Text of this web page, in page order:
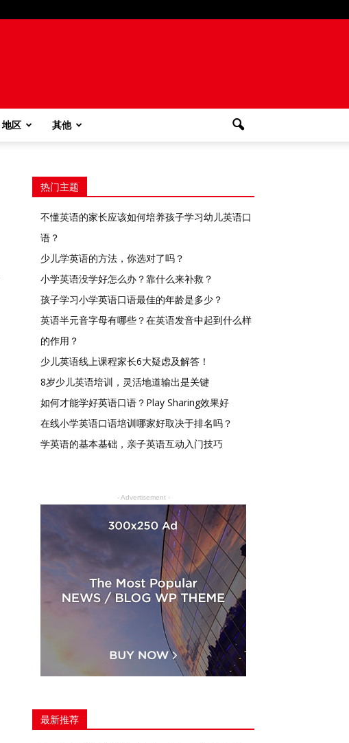
地区 其他
热门主题
不懂英语的家长应该如何培养孩子学习幼儿英语口
语？
少儿学英语的方法，你选对了吗？
小学英语没学好怎么办？靠什么来补救？
孩子学习小学英语口语最佳的年龄是多少？
英语半元音字母有哪些？在英语发音中起到什么样
的作用？
少儿英语线上课程家长6大疑虑及解答！
8岁少儿英语培训，灵活地道输出是关键
如何才能学好英语口语？Play Sharing效果好
在线小学英语口语培训哪家好取决于排名吗？
学英语的基本基础，亲子英语互动入门技巧
- Advertisement -
最新推荐